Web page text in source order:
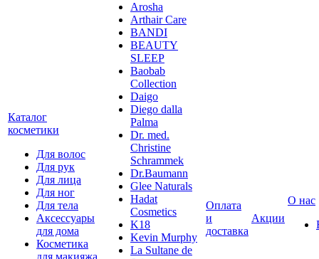
Каталог
косметики
Для волос
Для рук
Для лица
Для ног
Для тела
Аксессуары
для дома
Косметика
для макияжа
Arosha
Arthair Care
BANDI
BEAUTY
SLEEP
Baobab
Collection
Daigo
Diego dalla
Palma
Dr. med.
Christine
Schrammek
Dr.Baumann
Glee Naturals
Hadat
Cosmetics
K18
Kevin Murphy
La Sultane de
Оплата
и
доставка
Акции
О нас